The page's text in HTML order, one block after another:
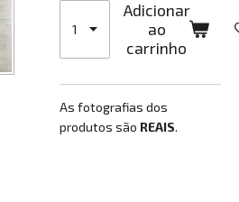
Adicionar
ao
carrinho
As fotografias dos
produtos são REAIS.